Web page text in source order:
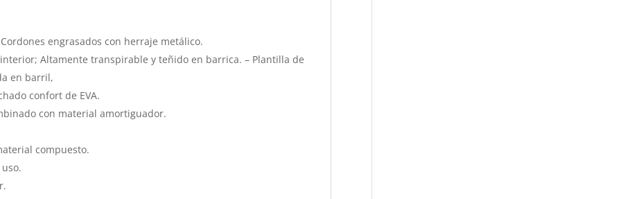
engrasados ​​con herraje metálico.
Altamente transpirable y teñido en barrica. – Plantilla de
en barril,
confort de EVA.
con material amortiguador.
compuesto.